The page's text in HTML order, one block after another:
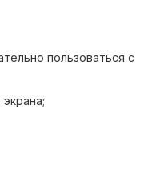
пользоваться с